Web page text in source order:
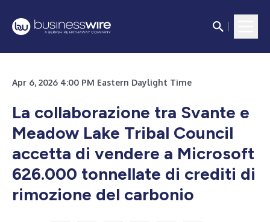
Apr 6, 2026 4:00 PM Eastern Daylight Time
La collaborazione tra Svante e
Meadow Lake Tribal Council
accetta di vendere a Microsoft
626.000 tonnellate di crediti di
rimozione del carbonio